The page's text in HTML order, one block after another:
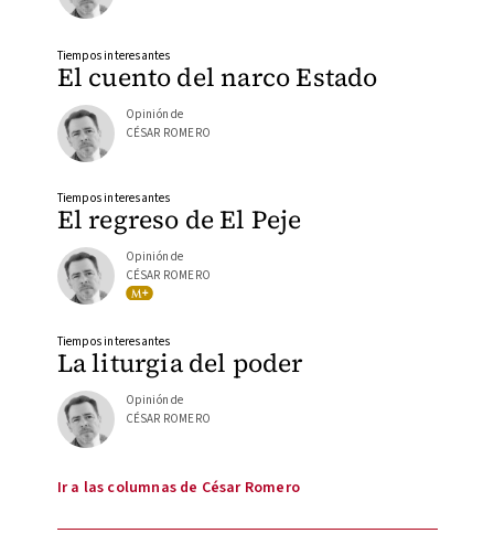
El cuento del narco Estado
Tiempos interesantes
Opinión de
CÉSAR ROMERO
El regreso de El Peje
Tiempos interesantes
Opinión de
CÉSAR ROMERO
La liturgia del poder
Tiempos interesantes
Opinión de
CÉSAR ROMERO
Ir a las columnas de César Romero